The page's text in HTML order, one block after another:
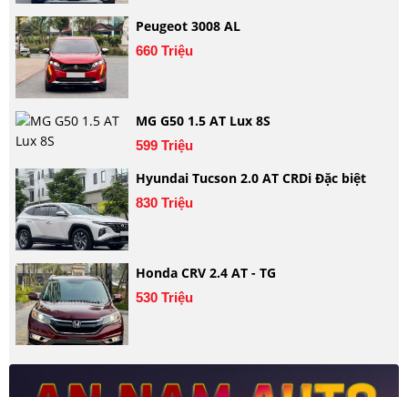
Peugeot 3008 AL
660 Triệu
MG G50 1.5 AT Lux 8S
599 Triệu
Hyundai Tucson 2.0 AT CRDi Đặc biệt
830 Triệu
Honda CRV 2.4 AT - TG
530 Triệu